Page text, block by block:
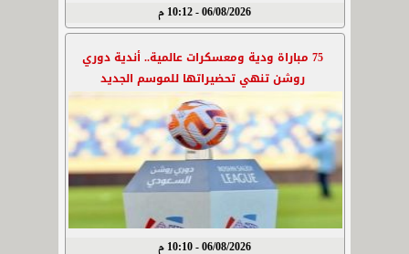
06/08/2026 - 10:12 م
75 مباراة ودية ومعسكرات عالمية.. أندية دوري
روشن تنهي تحضيراتها للموسم الجديد
06/08/2026 - 10:10 م